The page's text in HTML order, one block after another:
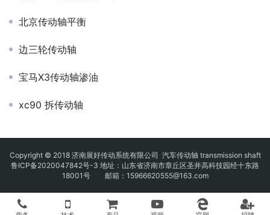
北京传动轴平衡
边三轮传动轴
宝马X3传动轴渗油
xc90 拆传动轴
Copyright © 2018 济南展好传动系统有限公司 汽车传动轴 transmission shaft
鲁ICP备2020047842号-3 地址：山东省济南市章丘区圣井高科技园经十东路
18001号 邮箱：15966620555@163.com